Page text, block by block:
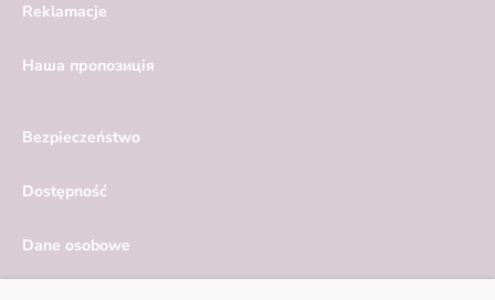
Reklamacje
Hаша пропозиція
Bezpieczeństwo
Dostępność
Dane osobowe